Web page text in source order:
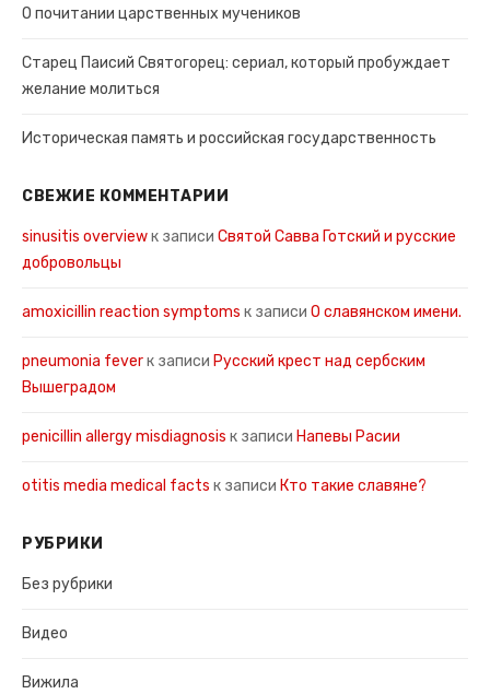
О почитании царственных мучеников
Старец Паисий Святогорец: сериал, который пробуждает
желание молиться
Историческая память и российская государственность
СВЕЖИЕ КОММЕНТАРИИ
sinusitis overviewк записи Святой Савва Готский и русские
добровольцы
amoxicillin reaction symptoms к записи О славянском имени.
pneumonia feverк записи Русский крест над сербским
Вышеградом
penicillin allergy misdiagnosis к записи Напевы Расии
otitis media medical facts к записи Кто такие славяне?
РУБРИКИ
Без рубрики
Видео
Вижила